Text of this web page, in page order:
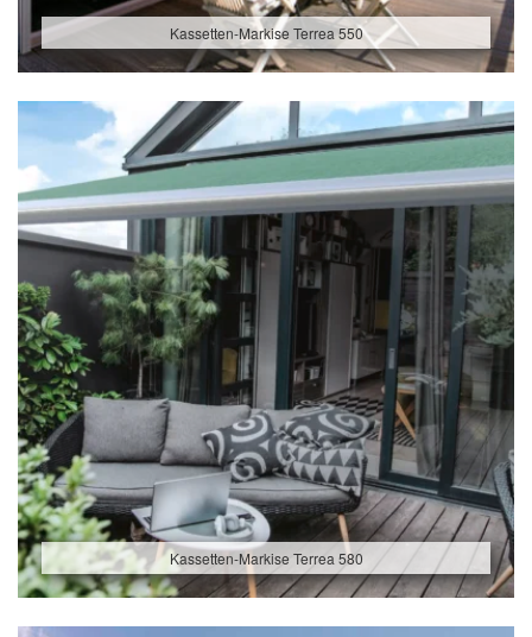
Kassetten-Markise Terrea 550
Kassetten-Markise Terrea 580